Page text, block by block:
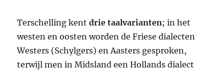
Terschelling kentdrie taalvarianten; in het
westen en oosten worden de Friese dialecten
Westers (Schylgers) en Aasters gesproken,
terwijl men in Midsland een Hollands dialect